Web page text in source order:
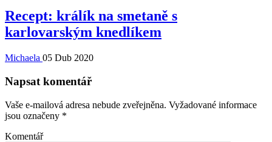
Recept: králík na smetaně s
karlovarským knedlíkem
Michaela 05 Dub 2020
Napsat komentář
Vaše e-mailová adresa nebude zveřejněna. Vyžadované informace
jsou označeny *
Komentář